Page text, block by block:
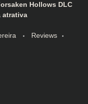
Hollows DLC
atrativa
Reviews